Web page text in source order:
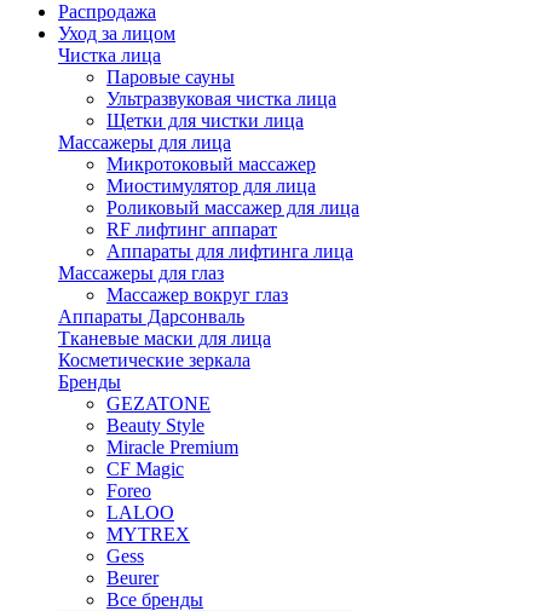
Распродажа
Уход за лицом
Чистка лица
Паровые сауны
Ультразвуковая чистка лица
Щетки для чистки лица
Массажеры для лица
Микротоковый массажер
Миостимулятор для лица
Роликовый массажер для лица
RF лифтинг аппарат
Аппараты для лифтинга лица
Массажеры для глаз
Массажер вокруг глаз
Аппараты Дарсонваль
Тканевые маски для лица
Косметические зеркала
Бренды
GEZATONE
Beauty Style
Miracle Premium
CF Magic
Foreo
LALOO
MYTREX
Gess
Beurer
Все бренды